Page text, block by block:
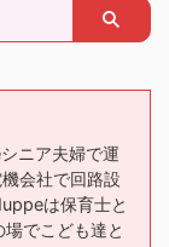
ニア夫婦で運
会社で回路設
は保育士と
でこども達と